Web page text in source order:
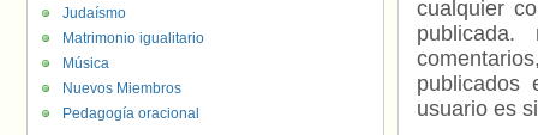
cualquier
usuario es
Judaísmo
Matrimonio igualitario
Música
Nuevos Miembros
Pedagogía oracional